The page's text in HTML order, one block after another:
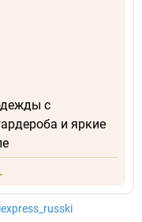
с
и яркие